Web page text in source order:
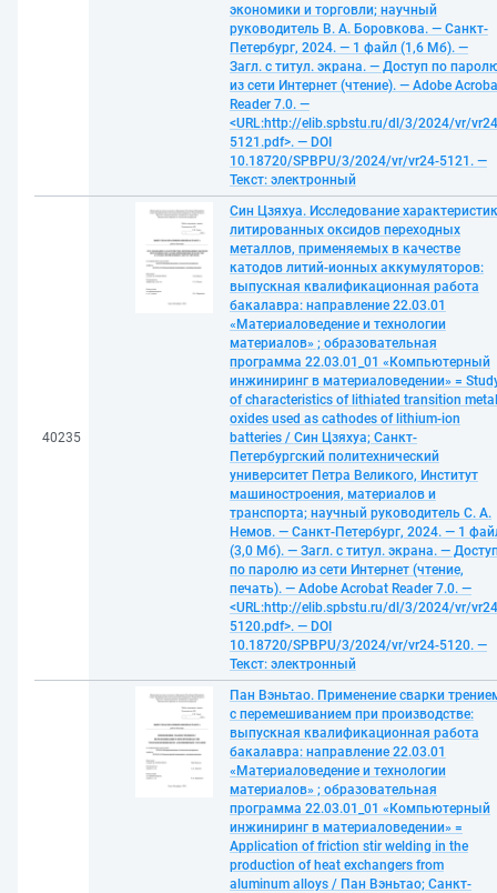
экономики и торговли; научный
руководитель В. А. Боровкова. — Санкт-
Петербург, 2024. — 1 файл (1,6 Мб). —
Загл. с титул. экрана. — Доступ по
из сети Интернет (чтение). — Adobe
Reader 7.0. —
<URL:http://elib.spbstu.ru/dl/3/2024/vr/
5121.pdf>. — DOI
10.18720/SPBPU/3/2024/vr/vr24-5121. —
Текст: электронный
40235
Син Цзяхуа. Исследование характеристик
литированных оксидов переходных
металлов, применяемых в качестве
катодов литий-ионных аккумуляторов:
выпускная квалификационная работа
бакалавра: направление 22.03.01
«Материаловедение и технологии
материалов» ; образовательная
программа 22.03.01_01 «Компьютерный
инжиниринг в материаловедении» =
of characteristics of lithiated transition metal
oxides used as cathodes of lithium-ion
batteries / Син Цзяхуа; Санкт-
Петербургский политехнический
университет Петра Великого, Институт
машиностроения, материалов и
транспорта; научный руководитель С. А.
Немов. — Санкт-Петербург, 2024. — 1
(3,0 Мб). — Загл. с титул. экрана. —
по паролю из сети Интернет (чтение,
печать). — Adobe Acrobat Reader 7.0. —
<URL:http://elib.spbstu.ru/dl/3/2024/vr/
5120.pdf>. — DOI
10.18720/SPBPU/3/2024/vr/vr24-5120. —
Текст: электронный
Пан Вэньтао. Применение сварки
с перемешиванием при производстве:
выпускная квалификационная работа
бакалавра: направление 22.03.01
«Материаловедение и технологии
материалов» ; образовательная
программа 22.03.01_01 «Компьютерный
инжиниринг в материаловедении» =
Application of friction stir welding in the
production of heat exchangers from
aluminum alloys / Пан Вэньтао; Санкт-